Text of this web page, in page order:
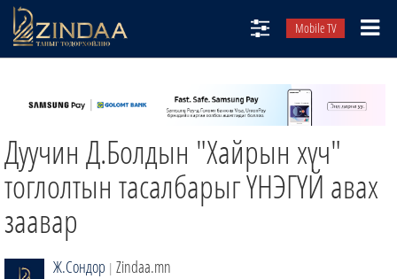
Mobile TV
ТВ8
ӨГЛӨӨНИЙ СОНИН
АУДИО ЗОХИОЛ
Дуучин Д.Болдын "Хайрын хүч"
тоглолтын тасалбарыг ҮНЭГҮЙ авах
заавар
Ж.Сондор | Zindaa.mn